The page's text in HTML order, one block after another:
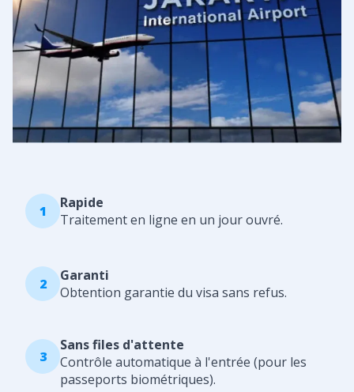
1
Rapide
Traitement en ligne en un jour ouvré.
2
Garanti
Obtention garantie du visa sans refus.
3
Sans files d'attente
Contrôle automatique à l'entrée (pour les
passeports biométriques).